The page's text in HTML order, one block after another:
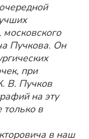
Пучкова. Он
при
В. Пучков
на эту
в
в наш